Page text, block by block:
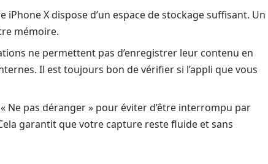
iPhone X dispose d’un espace de stockage suffisant. Un
mémoire.
ne permettent pas d’enregistrer leur contenu en
Il est toujours bon de vérifier si l’appli que vous
Ne pas déranger » pour éviter d’être interrompu par
garantit que votre capture reste fluide et sans